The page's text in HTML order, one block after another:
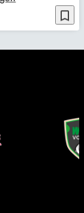
bookmark_border